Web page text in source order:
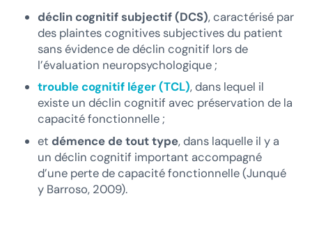
déclin cognitif subjectif (DCS), caractérisé par
des plaintes cognitives subjectives du patient
sans évidence de déclin cognitif lors de
l’évaluation neuropsychologique ;
trouble cognitif léger (TCL), dans lequel il
existe un déclin cognitif avec préservation de la
capacité fonctionnelle ;
et démence de tout type, dans laquelle il y a
un déclin cognitif important accompagné
d’une perte de capacité fonctionnelle (Junqué
y Barroso, 2009).